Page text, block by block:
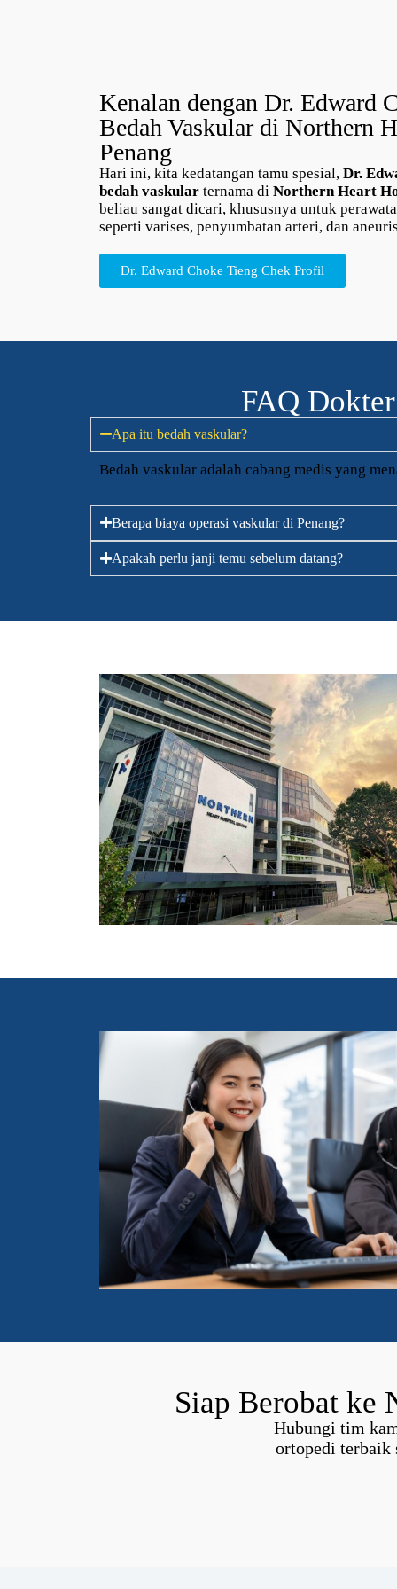
Kenalan dengan Dr. Edward
Bedah Vaskular di Northern
Penang
Hari ini, kita kedatangan tamu spesial, Dr.
bedah vaskular ternama di Northern Heart
beliau sangat dicari, khususnya untuk
seperti varises, penyumbatan arteri, dan
Dr. Edward Choke Tieng Chek Profil
FAQ
Apa itu bedah vaskular?
Bedah vaskular adalah cabang medis yang
Berapa biaya operasi vaskular di Penang?
Apakah perlu janji temu sebelum datang?
Siap Berobat ke
Hubungi tim
ortopedi terbaik